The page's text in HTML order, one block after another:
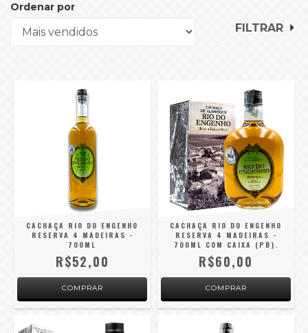
Ordenar por
FILTRAR
CACHAÇA RIO DO ENGENHO
RESERVA 4 MADEIRAS -
700ML
R$52,00
CACHAÇA RIO DO ENGENHO
RESERVA 4 MADEIRAS -
700ML COM CAIXA (PB).
R$60,00